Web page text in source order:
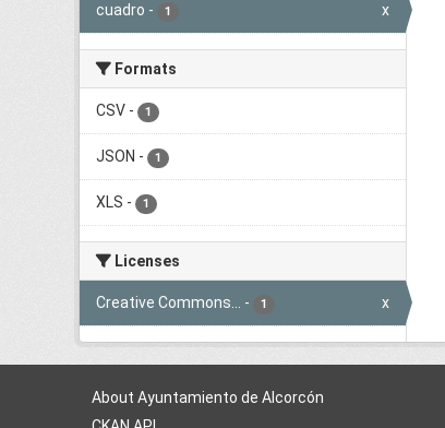
cuadro - 1 x
Formats
CSV - 1
JSON - 1
XLS - 1
Licenses
Creative Commons... - 1 x
About Ayuntamiento de Alcorcón